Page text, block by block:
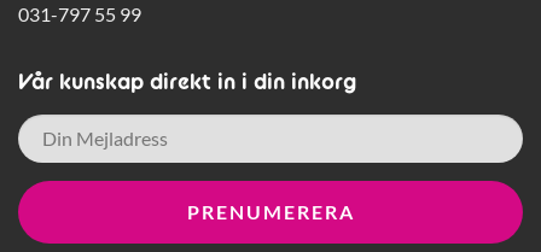
031-797 55 99
Vår kunskap direkt in i din inkorg
E-
post *